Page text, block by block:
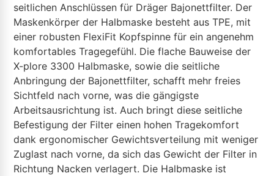
seitlichen Anschlüssen für Dräger Bajonettfilter. Der
Maskenkörper der Halbmaske besteht aus TPE, mit
einer robusten FlexiFit Kopfspinne für ein angenehm
komfortables Tragegefühl. Die flache Bauweise der
X-plore 3300 Halbmaske, sowie die seitliche
Anbringung der Bajonettfilter, schafft mehr freies
Sichtfeld nach vorne, was die gängigste
Arbeitsausrichtung ist. Auch bringt diese seitliche
Befestigung der Filter einen hohen Tragekomfort
dank ergonomischer Gewichtsverteilung mit weniger
Zuglast nach vorne, da sich das Gewicht der Filter in
Richtung Nacken verlagert. Die Halbmaske ist